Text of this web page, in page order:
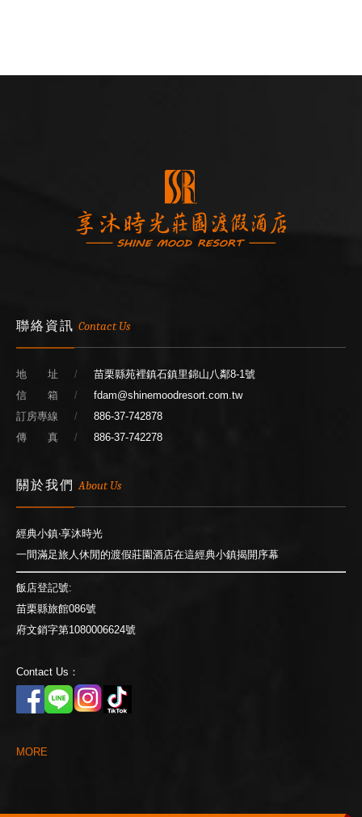
聯絡資訊 Contact Us
地 址
苗栗縣苑裡鎮石鎮里錦山八鄰8-1號
信 箱
fdam@shinemoodresort.com.tw
訂房專線
886-37-742878
傳 真
886-37-742278
關於我們 About Us
經典小鎮‧享沐時光
一間滿足旅人休閒的渡假莊園酒店在這經典小鎮揭開序幕
飯店登記號:
苗栗縣旅館086號
府文銷字第1080006624號
Contact Us：
MORE